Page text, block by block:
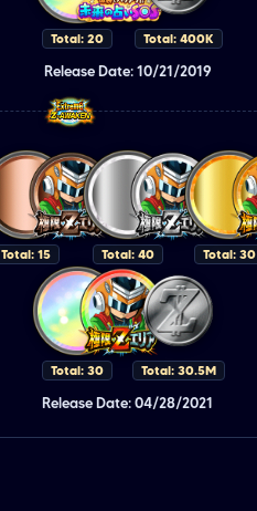
Total: 20 Total: 400K
Release Date: 10/21/2019
Total: 15 Total: 40 Total: 30
Total: 30 Total: 30.5M
Release Date: 04/28/2021